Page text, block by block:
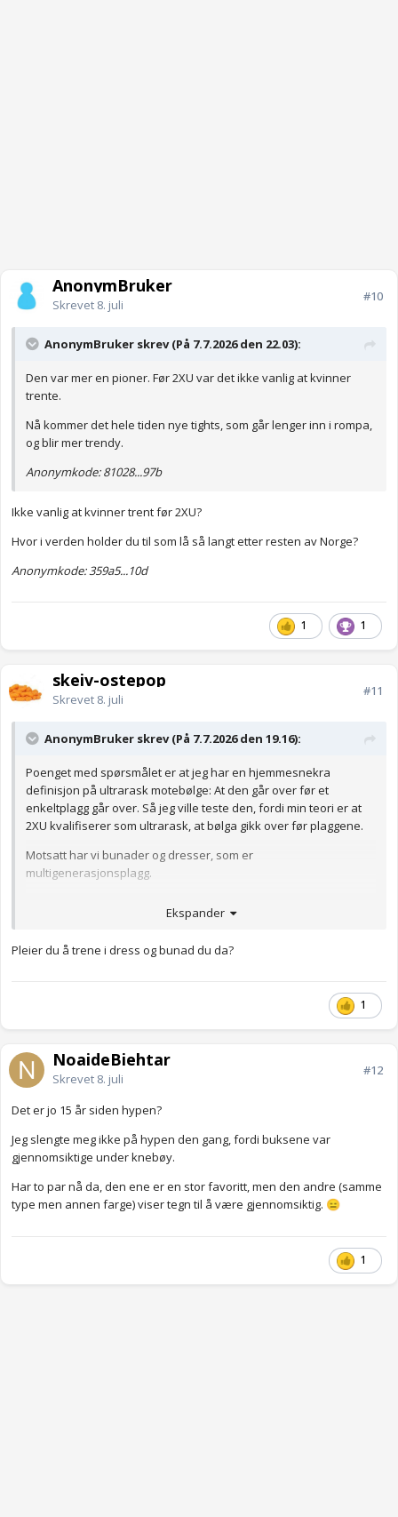
AnonymBruker
Skrevet 8. juli
#10
AnonymBruker skrev (På 7.7.2026 den 22.03):
Den var mer en pioner. Før 2XU var det ikke vanlig at kvinner
trente.
Nå kommer det hele tiden nye tights, som går lenger inn i rompa,
og blir mer trendy.
Anonymkode: 81028...97b
Ikke vanlig at kvinner trent før 2XU?
Hvor i verden holder du til som lå så langt etter resten av Norge?
Anonymkode: 359a5...10d
1 1
skeiv-ostepop
Skrevet 8. juli
#11
AnonymBruker skrev (På 7.7.2026 den 19.16):
Poenget med spørsmålet er at jeg har en hjemmesnekra
definisjon på ultrarask motebølge: At den går over før et
enkeltplagg går over. Så jeg ville teste den, fordi min teori er at
2XU kvalifiserer som ultrarask, at bølga gikk over før plaggene.
Motsatt har vi bunader og dresser, som er
multigenerasjonsplagg.
Ekspander
Pleier du å trene i dress og bunad du da?
1
NoaideBiehtar
Skrevet 8. juli
#12
Det er jo 15 år siden hypen?
Jeg slengte meg ikke på hypen den gang, fordi buksene var
gjennomsiktige under knebøy.
Har to par nå da, den ene er en stor favoritt, men den andre (samme
type men annen farge) viser tegn til å være gjennomsiktig. 😑
1